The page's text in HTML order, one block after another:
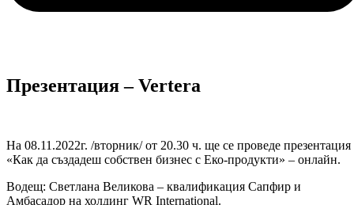
Презентация – Vertera
На 08.11.2022г. /вторник/ от 20.30 ч. ще се проведе презентация
«Как да създадеш собствен бизнес с Еко-продукти» – онлайн.
Водещ: Светлана Великова – квалификация Сапфир и
Амбасадор на холдинг WR International.